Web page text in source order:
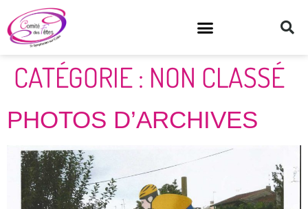
CATÉGORIE : NON CLASSÉ
PHOTOS D’ARCHIVES